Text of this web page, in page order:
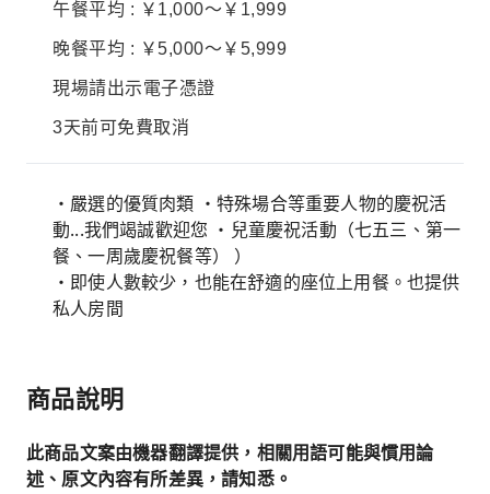
午餐平均 : ￥1,000～￥1,999
晚餐平均 : ￥5,000～￥5,999
現場請出示電子憑證
3天前可免費取消
・嚴選的優質肉類 ・特殊場合等重要人物的慶祝活
動...我們竭誠歡迎您 ・兒童慶祝活動（七五三、第一
餐、一周歲慶祝餐等） ）
・即使人數較少，也能在舒適的座位上用餐。也提供
私人房間
商品說明
此商品文案由機器翻譯提供，相關用語可能與慣用論
述、原文內容有所差異，請知悉。